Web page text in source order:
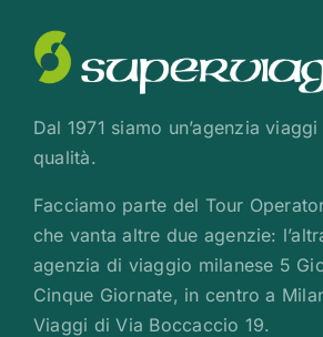
Dal 1971 siamo un’agenzia
qualità.
Facciamo parte del Tour
che vanta altre due agenzie:
agenzia di viaggio milanese 5
Cinque Giornate, in centro a
Viaggi di Via Boccaccio 19.